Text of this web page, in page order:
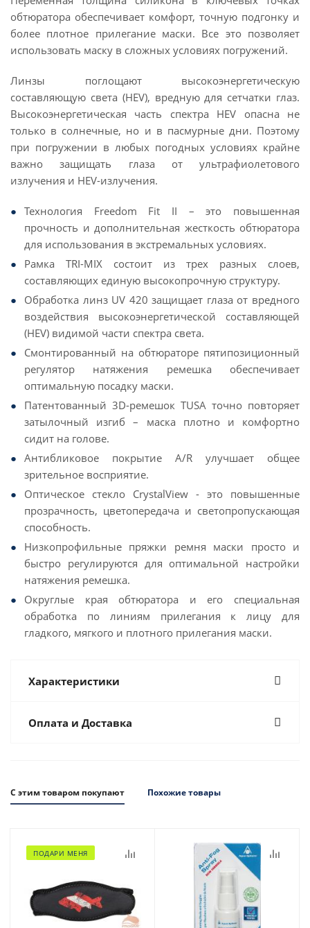
обтюратора обеспечивает комфорт, точную подгонку и
более плотное прилегание маски. Все это позволяет
использовать маску в сложных условиях погружений.
Линзы поглощают высокоэнергетическую
составляющую света (HEV), вредную для сетчатки глаз.
Высокоэнергетическая часть спектра HEV опасна не
только в солнечные, но и в пасмурные дни. Поэтому
при погружении в любых погодных условиях крайне
важно защищать глаза от ультрафиолетового
излучения и HEV-излучения.
Технология Freedom Fit II – это повышенная
прочность и дополнительная жесткость обтюратора
для использования в экстремальных условиях.
Рамка TRI-MIX состоит из трех разных слоев,
составляющих единую высокопрочную структуру.
Обработка линз UV 420 защищает глаза от вредного
воздействия высокоэнергетической составляющей
(HEV) видимой части спектра света.
Смонтированный на обтюраторе пятипозиционный
регулятор натяжения ремешка обеспечивает
оптимальную посадку маски.
Патентованный 3D-ремешок TUSA точно повторяет
затылочный изгиб – маска плотно и комфортно
сидит на голове.
Антибликовое покрытие A/R улучшает общее
зрительное восприятие.
Оптическое стекло CrystalView - это повышенные
прозрачность, цветопередача и светопропускающая
способность.
Низкопрофильные пряжки ремня маски просто и
быстро регулируются для оптимальной настройки
натяжения ремешка.
Округлые края обтюратора и его специальная
обработка по линиям прилегания к лицу для
гладкого, мягкого и плотного прилегания маски.
Характеристики
Оплата и Доставка
С этим товаром покупают Похожие товары
ПОДАРИ МЕНЯ